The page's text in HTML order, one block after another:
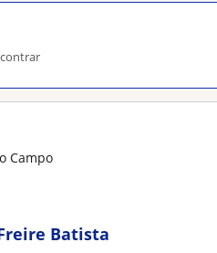
Campo
Batista